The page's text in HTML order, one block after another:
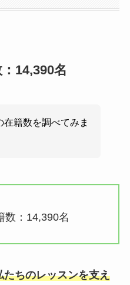
14,390名
在籍数を調べてみま
数：14,390名
ちのレッスンを支え